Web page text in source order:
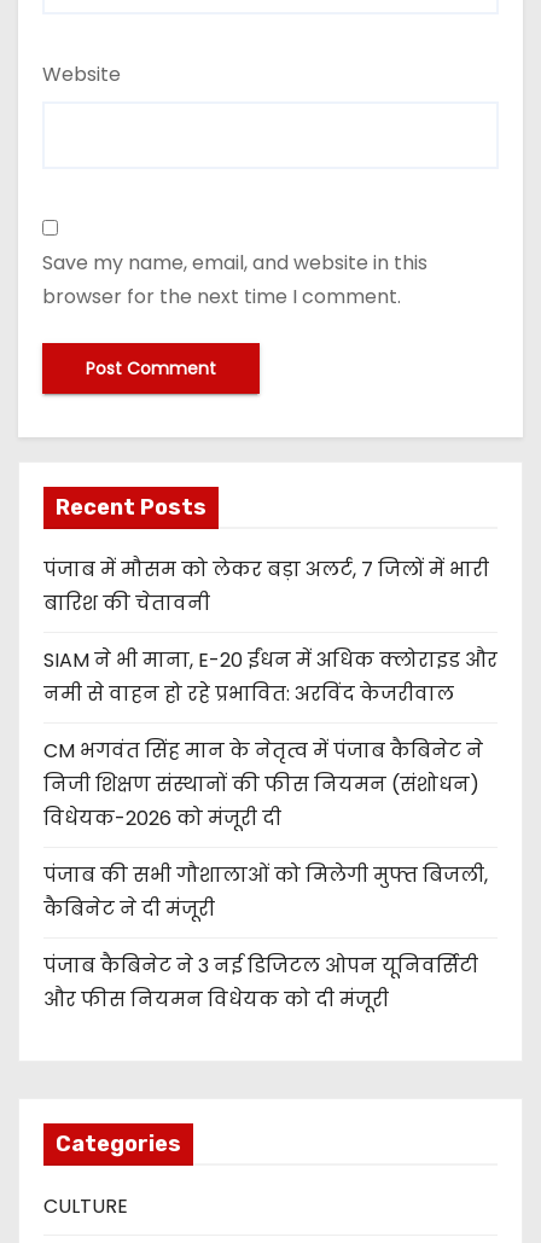
Website
Save my name, email, and website in this
browser for the next time I comment.
Recent Posts
पंजाब में मौसम को लेकर बड़ा अलर्ट, 7 जिलों में भारी
बारिश की चेतावनी
SIAM ने भी माना, E-20 ईंधन में अधिक क्लोराइड और
नमी से वाहन हो रहे प्रभावित: अरविंद केजरीवाल
CM भगवंत सिंह मान के नेतृत्व में पंजाब कैबिनेट ने
निजी शिक्षण संस्थानों की फीस नियमन (संशोधन)
विधेयक-2026 को मंजूरी दी
पंजाब की सभी गौशालाओं को मिलेगी मुफ्त बिजली,
कैबिनेट ने दी मंजूरी
पंजाब कैबिनेट ने 3 नई डिजिटल ओपन यूनिवर्सिटी
और फीस नियमन विधेयक को दी मंजूरी
Categories
CULTURE